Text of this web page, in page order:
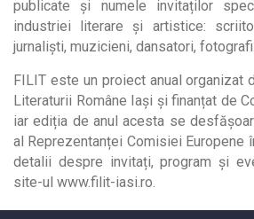
publicate și numele invitaților
industriei literare și artistice:
jurnaliști, muzicieni, dansatori, fotografi.
FILIT este un proiect anual organizat
Literaturii Române Iași și finanțat de
iar ediția de anul acesta se
al Reprezentanței Comisiei Europene
detalii despre invitați, program și
site-ul www.filit-iasi.ro.